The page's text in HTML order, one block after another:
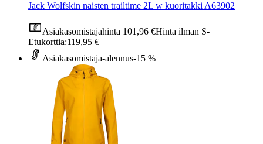
Jack Wolfskin naisten trailtime 2L w kuoritakki A63902
Asiakasomistajahinta 101,96 €Hinta ilman S-
Etukorttia:119,95 €
Asiakasomistaja-alennus-15 %